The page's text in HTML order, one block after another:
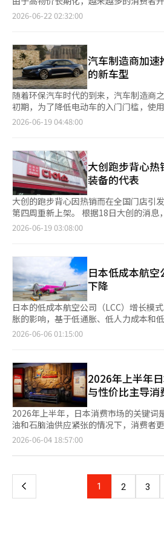
疗”结合的新词“钟路毛发”。药剂师
20和30岁女性的咨询明显增多。”并透
常在1万到1万5000韩元左右，这个价格
的价格也相差不大，1阶段（2.5㎎）的
元，2阶段（5㎎）的价格为36万5000到
（7.5㎎）和4阶段（7.5㎎）的价格相对
朋友一同前来的20多岁女性李某表示：
朋友一起过来，觉得比在本地便宜1万到
的。”根据NiceBizMap对钟路5街药局
次，比上月增长2.2%，但平均支付单价
了0.9%。虽然20和30岁客户群体增加
比”和“节约型”。钟路5街药局街的变
正在转移。曾以60岁以上客户为主的空
和肥胖管理需求的2030年轻人所取代。
李恩熙表示：“脱发治疗和减肥并不是
理的领域。”她指出：“从消费者的角度
过互联网进行价格比较，在高物价环境
价比，需求逐渐集中到具有价格竞争力
治疗药物和肥胖治疗药物的处方行为存
等待时间较长，但专业医生的咨询大多
虑患者的状况或用药目的，导致“工厂
药物尤其引发较大担忧，因为即使体重
处方。食品药品安全处建议，仅对体重
肥胖或BMI27以上且伴有高血压等合并症
增加，正在进行将部分肥胖治疗药物指
告修订程序。食品药品安全处相关人士
用，相关药物应根据医疗专业人士的处
用。”※ 本报道经人工智能（AI）系统翻
浦项建设接手新东亚4期，沙塘洞地区将
的“德尚”品牌小区。 乌极新改造项目自2020年启动整合改造以
区，现有容积率为248%至252%之间，
250%，即使推进重建，普通分配量也难以大幅
保持现有框架，进行水平、垂直和附属
并改善居住环境的方式。虽然难以像重
高容积率的老旧小区来说，改造可以成
择。 项目规模也不小。乌成2·3单元和极东公寓的户数将从3485
户增加到约3987户。新东亚4期的户数
户。如果再包括新东亚5期，沙塘洞地区
元和极东公寓的现有停车位为2233个，
建设计划通过改造将停车位扩大到5584
约增加2.5倍。 该小区的地理位置也具备竞争力。该地区可利用地
铁4号线和7号线的梨水站，通往江南的
和沙塘路的车辆出行也十分便利。根据
公开系统，乌成2·3单元的60平方米户
韩元，极东公寓的84平方米户型也成交于1600
相关人士表示：“梨水极东·乌成2·3单
尤其是对于容积率较高、重建项目性受
的替代方案。” 然而，也有观点认为，乌极新的案例难以被视为
改造市场整体复苏的信号。改造虽然利
地下停车场新建、社区设施改善、扩建
不小。普通分配量也比重建有限，因此
在局限性。 延世大学商学院教授高俊锡指出：“施工费用与重建
没有太大差别，但很多情况下项目性无
足够的项目性，改造可以成为现实的替
来，结构不大改动而改善老旧设施的所
会增加。”
零售业也因此开始以3000至5000韩元的
长，便利店和超市也在增加产品和品牌
的需求。大创表示，今年1至5月，其美
30%。特别是与化妆师郑贤物合作推出
列产品大获成功，推动了超低价化妆品
快了美容类别的强化。CU去年将化妆品
域，并将“美容专营店”扩展至全国600
种护肤和彩妆产品，商品种类比一般店
品牌合作提升价格竞争力。上个月28日
量，但价格降低至9000韩元以下，约为
化妆品的需求增加，CU今年1至5月的
31.1%。GS25也在以“3000韩元统一
商品系列。与色彩专业品牌Son&Park及
巫工厂等合作，强化小容量和低价化妆
入了超低价美容市场。易买得与LG生活
了Beyond的第二品牌“Glow: Up by
在5000韩元以下，形成与大创在3000至
销售4950韩元统一价化妆品。商品种类
构成比例扩大近60%，以应对低价化妆
妆品的推动趋势预计将持续。越来越多
尤其是年轻人将价格视为购买产品的核
Media对14至49岁女性的调查，59%的
为主要使用的化妆品品牌。在购买化妆
虑因素的比例也达到了39%。尤其是年
格。※ 本报道经人工智能（AI）系统翻译
2026-06-22 02:32:00
汽车制造商加
的新车型
随着环保汽车时代的到来，汽车制造商
初期，为了降低电动车的入门门槛，使
（LFP）电池的“性价比”产品受到欢迎
问世。 据行业消息，比亚迪计划在下半年推出国内首款插电式混
合动力（PHEV）中型SUV“海狮6”。
PHEV技术“双模智能（DM-i）”，与传
动机主导行驶，发动机起辅助作用。在
行，当电池电量低或高速行驶时，发动
达1100公里。 现代汽车也计划在下半年推出品牌首款G80、GV80
混合动力车型和GV70 EREV。现代开发
轮，当电池耗尽时，内燃机像发电机一
减至现有电动车的一半以下，以降低价
外，KG移动也在开发以“无需充电的电
型。 即将进入国内市场的吉利汽车、小米等也在积极参与续航竞
争。吉利汽车集团旗下的银河最近推出了
SUV“M7”，其一次最大续航达到1730
内销量突破1万辆。M7被认为是吉客韩
者。小米也最近宣布计划推出一次续航
为其首款EREV。 环保汽车的“一次续航=1000公里”被视为替代
公里。尽管电动车的电池技术不断进步
500公里。尤其在冬季，平均续航减少
电压力不可避免。这也是汽车制造商积
因。 业内人士表示：“PHEV和EREV兼具内燃机的便利性和电动
车的经济性。”他还指出：“汽车制造商
发高性能的PHEV和EREV专用电池，因
将成为环保汽车的主流市场。”※ 本报
译与编辑。
2026-06-19 04:48:00
大创跑步背心
装备的代表
大创的跑步背心因热销而在全国门店引
第四周重新上架。 根据18日大创的消息，品牌与HEAD合作推出了
60多种跑步服装和用品。尤其是跑步背
下，大创的跑步背心以5000韩元的超高
睐。当跑步背心缺货时，大创网店的补
13000人。 除了跑步背心，大创的跑步用品也颇受欢迎。大创最近
大幅增强了时尚类产品的推出，尼龙风
品在上架后迅速售罄，出现了连锁缺货
在5000韩元左右，使得初学者跑者（跑
单。 大创的挑战也通过客观数据得到了验证。今年1月至5月，大
创的运动服装相关销售增长率达到了260%。 不仅是服装，
也增长了约20%，形成了良好的销售势
运动品牌疲惫的普通运动爱好者纷纷转向大创。 大创
限于跑步，正在向所有运动领域扩展。
夫、网球、棒球、足球、登山等项目的定制产品
下，大创的业绩也持续快速增长。根据
大创运营公司阿成大创去年的销售额为4
（3兆9690亿韩元）增长了14.3%，创下历史新
3712亿韩元增至4425亿韩元，增长了
元增至3585亿韩元，增长了15.8%。国
在正向时尚休闲领域扩展。”并透露：
预计将在6月第四周重新上架。”※ 本报
翻译与编辑。
2026-06-19 03:08:00
日本低成本航
下降
日本的低成本航空公司（LCC）增长模
胀的影响，基于低通胀、低人力成本和
失去优势。在燃料费、人力成本和维护
业》在5日的报道中指出，2012年日本主
间的运费差距从2.68倍降至2024年的2
本刚刚开始扎根时，消费者普遍认为其票
据《日经商业》对国土交通省资料的分
客运收入”从2012年的17.8日元降至
航空和捷星日本的同一指标则从6.6日元
着，2012年LCC的票价仅为ANA和JAL
这一比例已超过一半。 运费差距的缩小意味着LCC的最大优势“性
价比”正在减弱。日本国土交通省的一
式服务，称“LCC正面临转型期”。 “日本首家LCC”桃子航空的
变化 作为日本LCC的代表，桃子航空的变化也反映了这一趋势。桃
2026-06-06 01:15:00
2026年上半年
与性价比主导消
2026年上半年，日本消费市场的关键词
油和石脑油供应紧张的情况下，消费者
得满足感的商品和服务掏钱。 《日本经济新闻》于3日报道，2026
怪30周年”并列榜首。该排名借鉴了日
以外的地缘政治风险上升，实属罕见。
经深入到日本人的日常消费中。由于伊
2026-06-04 18:57:00
上
页
1 2 3